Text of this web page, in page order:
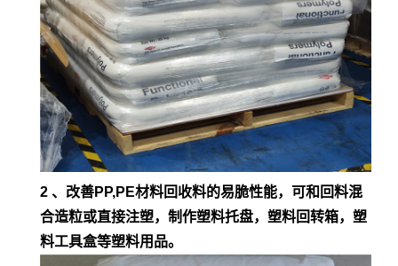
2 、改善PP,PE材料回收料的易脆性能，可和回料混
合造粒或直接注塑，制作塑料托盘，塑料回转箱，塑
料工具盒等塑料用品。